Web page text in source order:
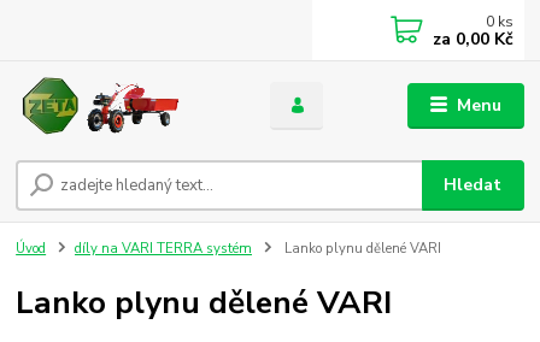
Menu
Hledat
0 ks
za 0,00 Kč
Úvod díly na VARI TERRA systém Lanko plynu dělené VARI
Lanko plynu dělené VARI